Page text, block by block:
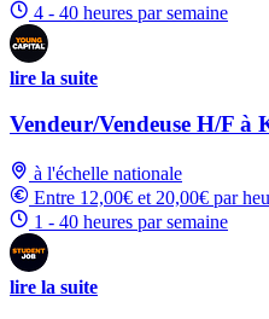
4 - 40 heures par semaine
lire la suite
Vendeur/Vendeuse H/F à
à l'échelle nationale
Entre 12,00€ et 20,00€ par
1 - 40 heures par semaine
lire la suite